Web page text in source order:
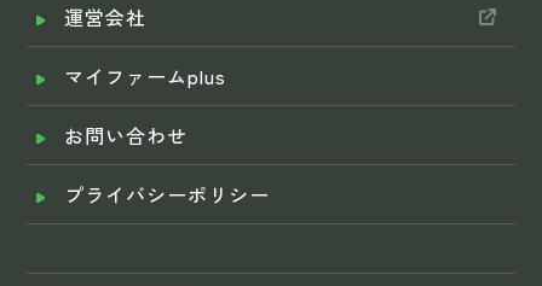
運営会社
マイファームplus
お問い合わせ
プライバシーポリシー